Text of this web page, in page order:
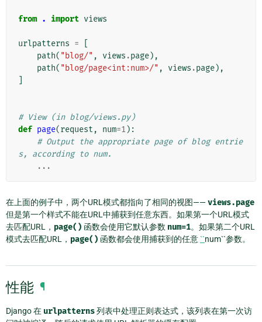
from . import views
urlpatterns =
path( "blog/" , views .page),
path( "blog/page<int:num>/" , views .page),
# View (in blog/views.py)
def page(request , num=1):
# Output the appropriate page of blog entrie
s, according to num.
...
在上面的例子中，两个URL模式都指向了相同的视图——views.page
但是第一个样式不能在URL中捕获到任意东西。如果第一个URL模式
去匹配URL， page() 函数会使用它默认参数 num=1。如果第二个URL
模式去匹配URL， page() 函数都会使用捕获到的任意``num``参数。
性能 ¶
Django 在 urlpatterns列表中处理正则表达式，该列表在第一次访